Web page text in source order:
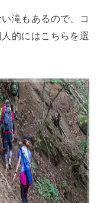
滝もあるので、コ
的にはこちらを選